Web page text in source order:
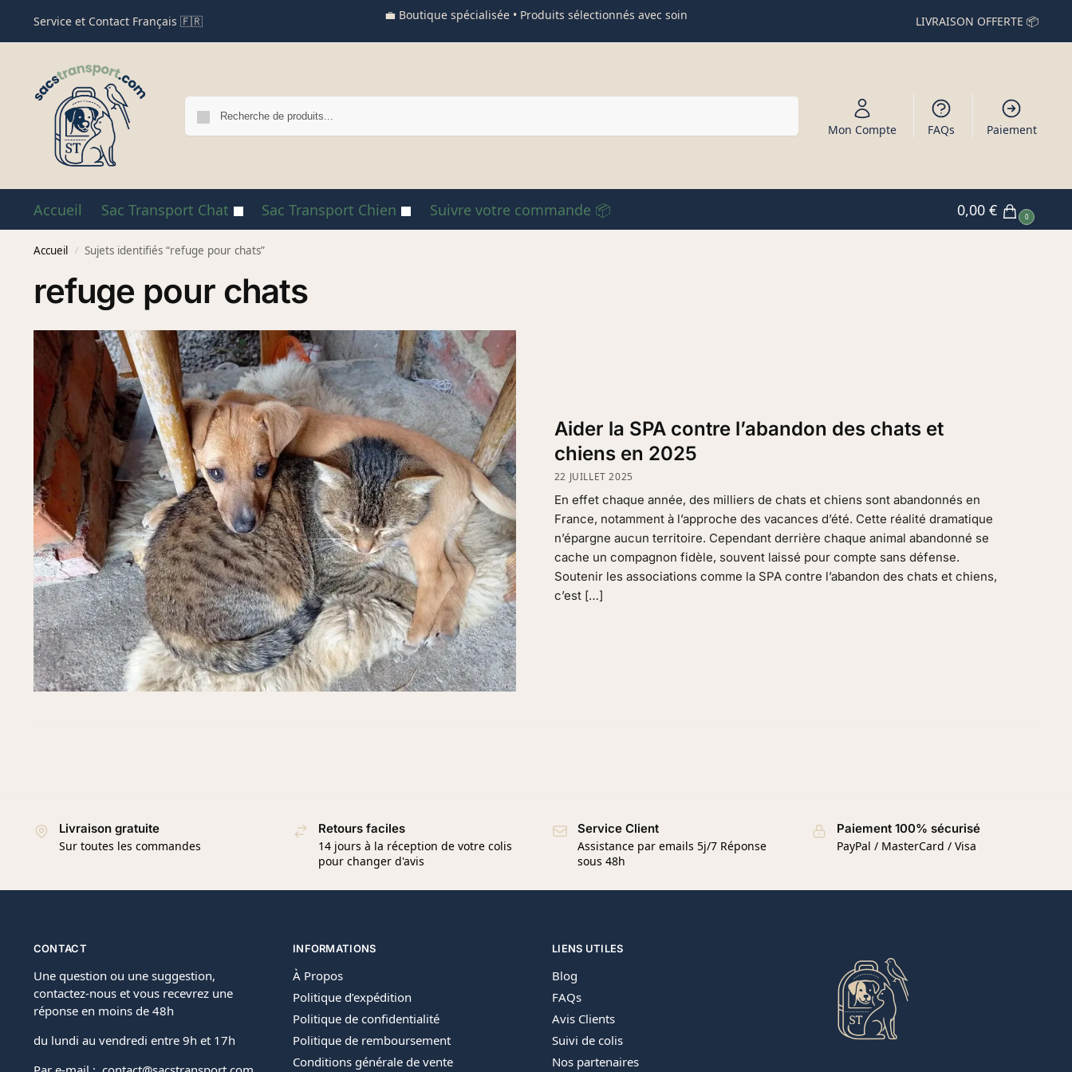
Service et Contact Français 🇫🇷 💼 Boutique spécialisée • Produits sélectionnés avec soin LIVRAISON OFFERTE 📦
Mon Compte FAQs Paiement
Accueil Sac Transport Chat Sac Transport Chien Suivre votre commande 📦 0,00€ 0
Accueil / Sujets identifiés “refuge pour chats”
refuge pour chats
Aider la SPA contre l’abandon des chats et
chiens en 2025
22 JUILLET 2025
En effet chaque année, des milliers de chats et chiens sont abandonnés en
France, notamment à l’approche des vacances d’été. Cette réalité dramatique
n’épargne aucun territoire. Cependant derrière chaque animal abandonné se
cache un compagnon fidèle, souvent laissé pour compte sans défense.
Soutenir les associations comme la SPA contre l’abandon des chats et chiens,
c’est […]
Livraison gratuite
Sur toutes les commandes
Retours faciles
14 jours à la réception de votre colis
pour changer d'avis
Service Client
Assistance par emails 5j/7 Réponse
sous 48h
Paiement 100% sécurisé
PayPal / MasterCard / Visa
CONTACT
Une question ou une suggestion,
contactez-nous et vous recevrez une
réponse en moins de 48h
du lundi au vendredi entre 9h et 17h
INFORMATIONS
À Propos
Politique d’expédition
Politique de confidentialité
Politique de remboursement
Conditions générale de vente
LIENS UTILES
Blog
FAQs
Avis Clients
Suivi de colis
Nos partenaires